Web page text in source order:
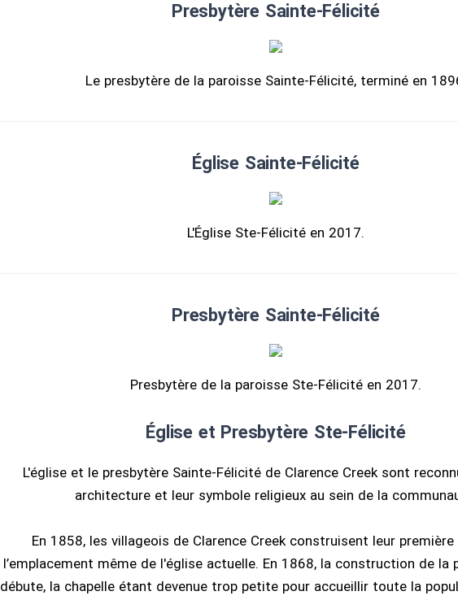
Presbytère Sainte-Félicité
Le presbytère de la paroisse Sainte-Félicité, terminé en
Église Sainte-Félicité
L'Église Ste-Félicité en 2017.
Presbytère Sainte-Félicité
Presbytère de la paroisse Ste-Félicité en 2017.
Église et Presbytère Ste-Félicité
L'église et le presbytère Sainte-Félicité de Clarence Creek sont
architecture et leur symbole religieux au sein de la
En 1858, les villageois de Clarence Creek construisent leur première
l’emplacement même de l'église actuelle. En 1868, la construction de la
débute, la chapelle étant devenue trop petite pour accueillir toute la